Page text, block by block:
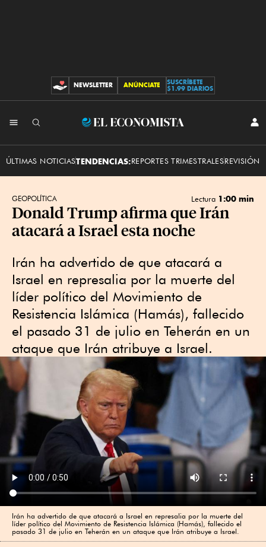
CONTRIBUCIONES
NEWSLETTER ANÚNCIATE
SUSCRÍBETE
$1.99 DIARIOS
El
ÚLTIMAS NOTICIASTENDENCIAS:REPORTES TRIMESTRALESREVISIÓN
GEOPOLÍTICA Lectura 1:00 min
Donald Trump afirma que Irán
atacará a Israel esta noche
Irán ha advertido de que atacará a
Israel en represalia por la muerte del
líder político del Movimiento de
Resistencia Islámica (Hamás), fallecido
el pasado 31 de julio en Teherán en un
ataque que Irán atribuye a Israel.
Irán ha advertido de que atacará a Israel en represalia por la muerte del
líder político del Movimiento de Resistencia Islámica (Hamás), fallecido el
pasado 31 de julio en Teherán en un ataque que Irán atribuye a Israel.